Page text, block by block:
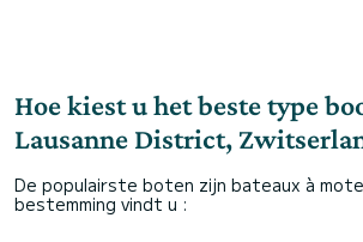
Hoe kiest u het beste type
Lausanne District,
De populairste boten zijn bateaux à
bestemming vindt u :